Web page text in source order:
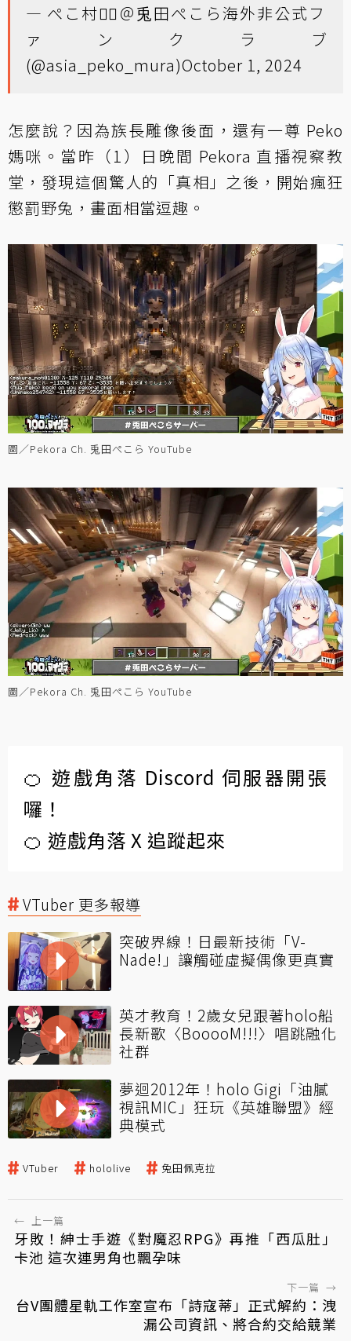
— ぺこ村👯‍♀️＠兎田ぺこら海外非公式フ
ァンクラブ
(@asia_peko_mura)October 1, 2024
怎麼說？因為族長雕像後面，還有一尊 Peko
媽咪。當昨（1）日晚間 Pekora 直播視察教
堂，發現這個驚人的「真相」之後，開始瘋狂
懲罰野兔，畫面相當逗趣。
圖／Pekora Ch. 兎田ぺこら YouTube
圖／Pekora Ch. 兎田ぺこら YouTube
🍊 遊戲角落 Discord 伺服器開張
囉！
🍊 遊戲角落 X 追蹤起來
VTuber 更多報導
突破界線！日最新技術「V-
Nade!」讓觸碰虛擬偶像更真實
英才教育！2歲女兒跟著holo船
長新歌〈BooooM!!!〉唱跳融化
社群
夢迴2012年！holo Gigi「油膩
視訊MIC」狂玩《英雄聯盟》經
典模式
VTuber hololive 兔田佩克拉
← 上一篇
牙敗！紳士手遊《對魔忍RPG》再推「西瓜肚」
卡池 這次連男角也飄孕味
下一篇 →
台V團體星軌工作室宣布「詩寇蒂」正式解約：洩
漏公司資訊、將合約交給競業